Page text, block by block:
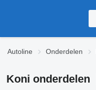
Autoline Onderdelen
Koni onderdelen